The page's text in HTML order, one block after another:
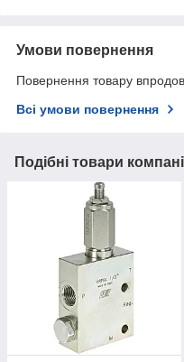
Умови повернення
Повернення товару
Всі умови повернення
Подібні товари